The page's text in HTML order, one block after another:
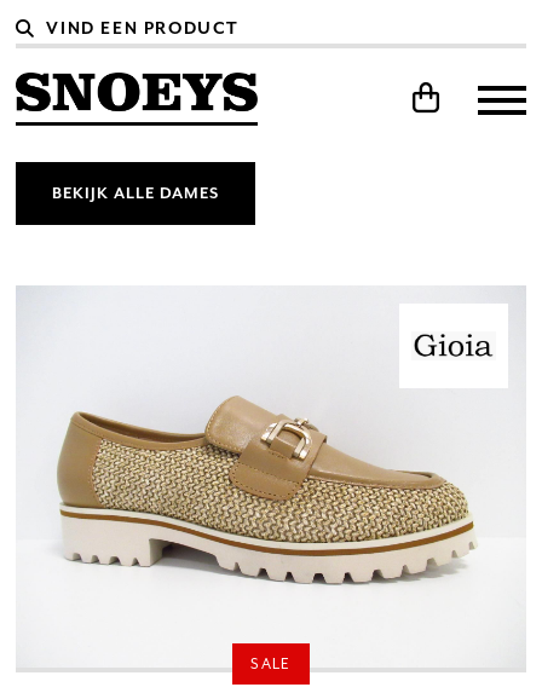
BEKIJK ALLE DAMES
SALE